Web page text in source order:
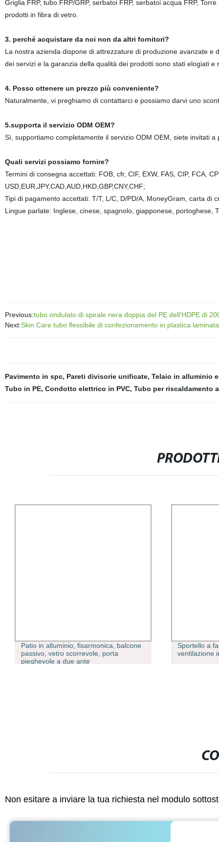
Griglia FRP, tubo FRP/GRP, serbatoi FRP, serbatoi acqua FRP,
prodotti in fibra di vetro.
3. perché acquistare da noi non da altri fornitori?
La nostra azienda dispone di attrezzature di produzione avanzate
dei servizi e la garanzia della qualità dei prodotti sono stati elogiati e
4. Posso ottenere un prezzo più conveniente?
Naturalmente, vi preghiamo di contattarci e possiamo darvi uno
5.supporta il servizio ODM OEM?
Sì, supportiamo completamente il servizio ODM OEM, siete invitati
Quali servizi possiamo fornire?
Termini di consegna accettati: FOB, cfr, CIF, EXW, FAS, CIP, FCA,
USD,EUR,JPY,CAD,AUD,HKD,GBP,CNY,CHF;
Tipi di pagamento accettati: T/T, L/C, D/PD/A, MoneyGram, carta di
Lingue parlate: Inglese, cinese, spagnolo, giapponese, portoghese,
Previous:tubo ondulato di spirale nera doppia del PE dell′HDPE di
Next:Skin Care tubo flessibile di confezionamento in plastica laminata
Pavimento in spc, Pareti divisorie unificate, Telaio in alluminio
Tubo in PE, Condotto elettrico in PVC, Tubo per riscaldamento
Sportello a farfalla, finestra di
ventilazione in PVC aperta una sola
Tubo di
corrugato in
Non esitare a inviare la tua richiesta nel modulo